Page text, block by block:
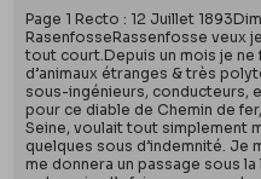
Page 1 Recto : 12 Juillet
RasenfosseRassenfosse veux
tout court.Depuis un mois je ne
d’animaux étranges & très
sous-ingénieurs, conducteurs,
pour ce diable de Chemin de
Seine, voulait tout simplement
quelques sous d’indemnité. Je
me donnera un passage sous